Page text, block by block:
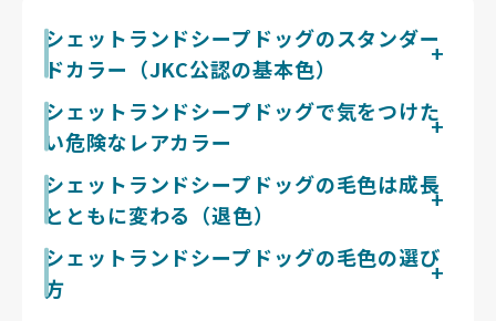
シェットランドシープドッグのスタンダー
ドカラー（JKC公認の基本色）
ジャパンケネルクラブでは、シェットランド・シープド
ッグの毛色として、薄いゴールドから濃いマホガニーま
でのセーブル、ボディが黒で濃いタンの入るトライカラ
ー、シルバー・ブルーに黒が大理石状に散らばるブルー
マール、ブラック＆ホワイト、ブラック＆タンが認めら
れています。ブルーマールも公認のスタンダードカラー
種本来の特徴や血統が確認しやすく安心です。
シェットランドシープドッグで気をつけた
い危険なレアカラー
ブルーマールという毛色そのものはジャパンケネルクラ
ブ公認の正規カラーで、その色や子犬を危険なものとし
て扱う必要はありません。注意したいのは交配の組み合
わせで、ブルーマール同士をかけ合わせる「ダブルマー
ル」の交配は、難聴や視覚・眼の障害をもつ子犬が高い
確率で生まれるため、健全なブリーダーは行いません。
シェットランドシープドッグの毛色は成長
とともに変わる（退色）
シェットランド・シープドッグも、お迎えしたときの色
が一生続くとは限りません。とくにセーブルは、子犬の
頃の色合いが成長にともなって濃く深まったり、部分的
シェットランドシープドッグの毛色の選び
方